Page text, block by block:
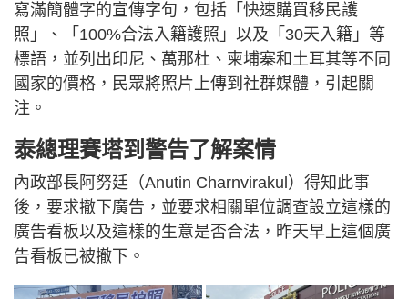
寫滿簡體字的宣傳字句，包括「快速購買移民護
照」、「100%合法入籍護照」以及「30天入籍」等
標語，並列出印尼、萬那杜、柬埔寨和土耳其等不同
國家的價格，民眾將照片上傳到社群媒體，引起關
注。
泰總理賽塔到警告了解案情
內政部長阿努廷（Anutin Charnvirakul）得知此事
後，要求撤下廣告，並要求相關單位調查設立這樣的
廣告看板以及這樣的生意是否合法，昨天早上這個廣
告看板已被撤下。